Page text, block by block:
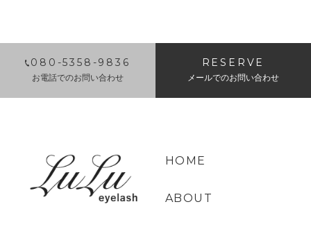
080-5358-9836
お電話でのお問い合わせ
RESERVE
メールでのお問い合わせ
HOME
ABOUT